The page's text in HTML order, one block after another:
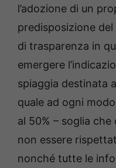
l’adozione di un
predisposizione
di trasparenza in
emergere
spiaggia destinata
quale ad ogni
al 50% – soglia
non essere
nonché tutte le